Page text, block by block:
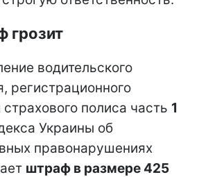
грозит
водительского
регистрационного
полиса часть 1
Украины об
правонарушениях
штраф в размере 425